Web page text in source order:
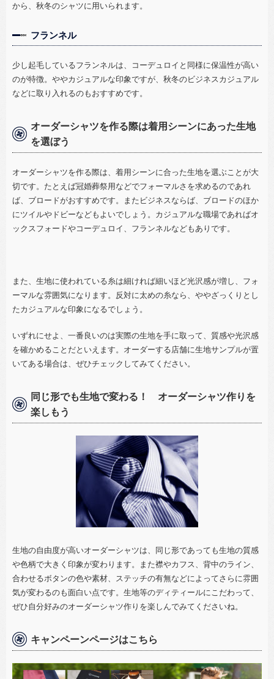
から、秋冬のシャツに用いられます。
フランネル
少し起毛しているフランネルは、コーデュロイと同様に保温性が高い
のが特徴。ややカジュアルな印象ですが、秋冬のビジネスカジュアル
などに取り入れるのもおすすめです。
オーダーシャツを作る際は着用シーンにあった生地
を選ぼう
オーダーシャツを作る際は、着用シーンに合った生地を選ぶことが大
切です。たとえば冠婚葬祭用などでフォーマルさを求めるのであれ
ば、ブロードがおすすめです。またビジネスならば、ブロードのほか
にツイルやドビーなどもよいでしょう。カジュアルな職場であればオ
ックスフォードやコーデュロイ、フランネルなどもありです。
また、生地に使われている糸は細ければ細いほど光沢感が増し、フォ
ーマルな雰囲気になります。反対に太めの糸なら、ややざっくりとし
たカジュアルな印象になるでしょう。
いずれにせよ、一番良いのは実際の生地を手に取って、質感や光沢感
を確かめることだといえます。オーダーする店舗に生地サンプルが置
いてある場合は、ぜひチェックしてみてください。
同じ形でも生地で変わる！ オーダーシャツ作りを
楽しもう
生地の自由度が高いオーダーシャツは、同じ形であっても生地の質感
や色柄で大きく印象が変わります。また襟やカフス、背中のライン、
合わせるボタンの色や素材、ステッチの有無などによってさらに雰囲
気が変わるのも面白い点です。生地等のディティールにこだわって、
ぜひ自分好みのオーダーシャツ作りを楽しんでみてくださいね。
キャンペーンページはこちら